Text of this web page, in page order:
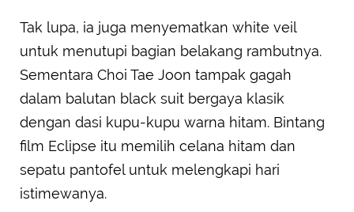
Tak lupa, ia juga menyematkan white veil
untuk menutupi bagian belakang rambutnya.
Sementara Choi Tae Joon tampak gagah
dalam balutan black suit bergaya klasik
dengan dasi kupu-kupu warna hitam. Bintang
film Eclipse itu memilih celana hitam dan
sepatu pantofel untuk melengkapi hari
istimewanya.